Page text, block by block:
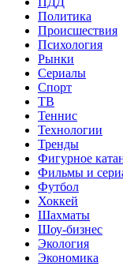
Политика
Происшествия
Психология
Рынки
Сериалы
Спорт
ТВ
Теннис
Технологии
Тренды
Фигурное
Фильмы и
Футбол
Хоккей
Шахматы
Шоу-бизнес
Экология
Экономика